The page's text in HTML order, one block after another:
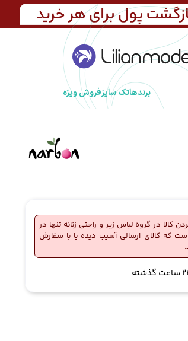
برندهاتک سایزفروش ویژه
کالا در گروه لباس زیر و راحتی زنانه تنها در
که کالای ارسالی آسیب دیده یا با سفارش